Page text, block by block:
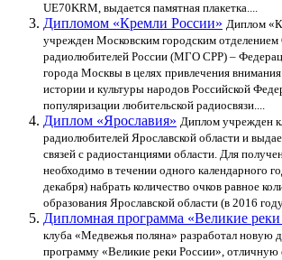
UE70KRM, выдается памятная плакетка....
Дипломом «Кремли России» Диплом
учрежден Московским городским
радиолюбителей России (МГО СРР) –
города Москвы в целях привлечения
истории и культуры народов Российской
популяризации любительской радиосвязи....
Диплом «Ярославия» Диплом учрежден
радиолюбителей Ярославской области и
связей с радиостанциями области. Для
необходимо в течении одного календарного
декабря) набрать количество очков равное
образования Ярославской области (в 2016
Дипломная программа «Великие
клуба «Медвежья поляна» разработал новую
программу «Великие реки России», отличную